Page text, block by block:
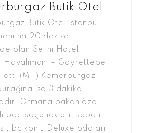
Butik Otel
Butik Otel İstanbul
20 dakika
olan Selini Hotel,
Havalimanı – Gayrettepe
(M11) Kemerburgaz
ise 3 dakika
Ormana bakan özel
oda seçenekleri, sabah
balkonlu Deluxe odaları